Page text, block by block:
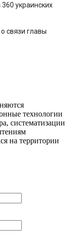
украинских
связи главы
технологии
систематизации
на территории